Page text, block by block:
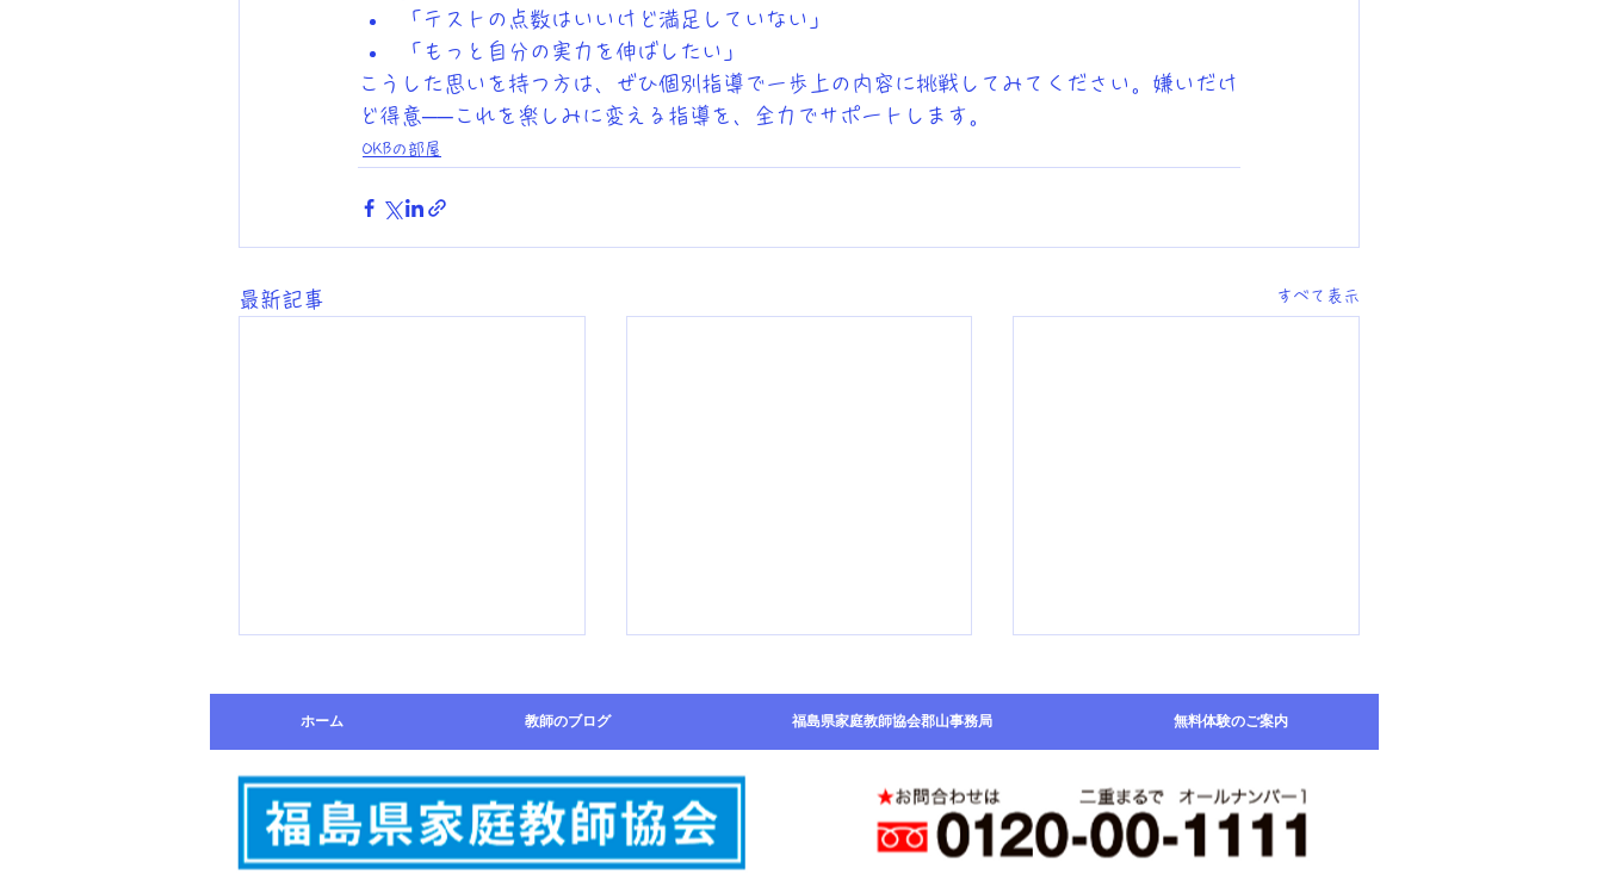
「テストの点数はいいけど満足していない」
「もっと自分の実力を伸ばしたい」
こうした思いを持つ方は、ぜひ個別指導で一歩上の内容に挑戦してみてください。嫌いだけ
ど得意──これを楽しみに変える指導を、全力でサポートします。
OKBの部屋
最新記事 すべて表示
い時間 ～アラスカ物
語〜
私は中学生のころから読書が大好
きで、時間があれば本を読んでい
ました。特に学生時代は電車で通
学していたので、片道20分、往
前回のブログでは、多くの生徒さ
んがこの①〜④のいずれかのタイ
プに当てはまるというお話をしま
した。これから、「各タイプごと
前回のブログでは、多くの生徒さ
んがこの①〜④のいずれかのタイ
プに当てはまるというお話をしま
ホーム 教師のブログ 福島県家庭教師協会郡山事務局 無料体験のご案内